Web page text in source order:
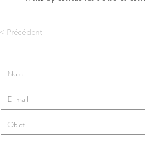
< Précédent